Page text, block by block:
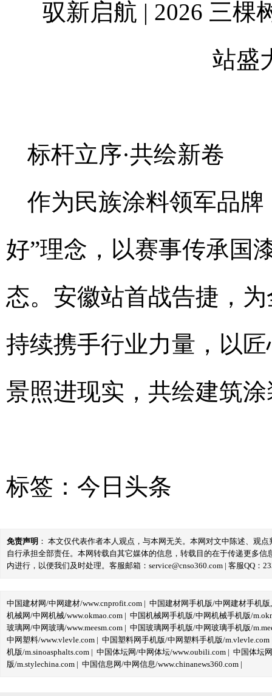
标杆立序·共绘新卷
作为民族涂料领军品
好”理念，以赛事传承国
态。安徽站首战告捷，
持续携手行业力量，以
景照进现实，共绘建筑
标签： 今日头条
免责声明 ： 本文仅代表作者本人观点，与本网无关。本网对文中陈述、观
自行承担全部责任。本网转载自其它媒体的信息，转载目的在于传递更多
内进行，以便我们及时处理。客服邮箱：service@cnso360.com | 客服QQ：
中国建材网/中网建材/www.cnprofit.com | 中国建材网手机版/中网建材手机版
机械网/中网机械/www.okmao.com | 中国机械网手机版/中网机械手机版/
玻璃网/中网玻璃/www.meesm.com | 中国玻璃网手机版/中网玻璃手机版/
中网塑料/www.vlevle.com | 中国塑料网手机版/中网塑料手机版/m.vlevle.com
机版/m.sinoasphalts.com | 中国体坛网/中网体坛/www.oubili.com | 中国体坛
版/m.stylechina.com | 中国信息网/中网信息/www.chinanews360.com |